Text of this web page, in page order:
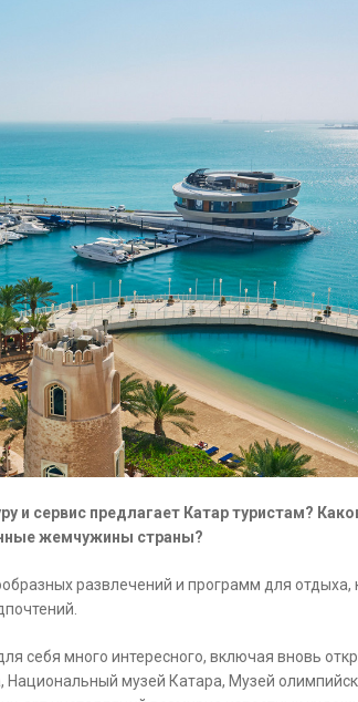
и сервис предлагает Катар туристам?
жемчужины страны?
развлечений и программ для отдыха,
себя много интересного, включая вновь
Национальный музей Катара, Музей